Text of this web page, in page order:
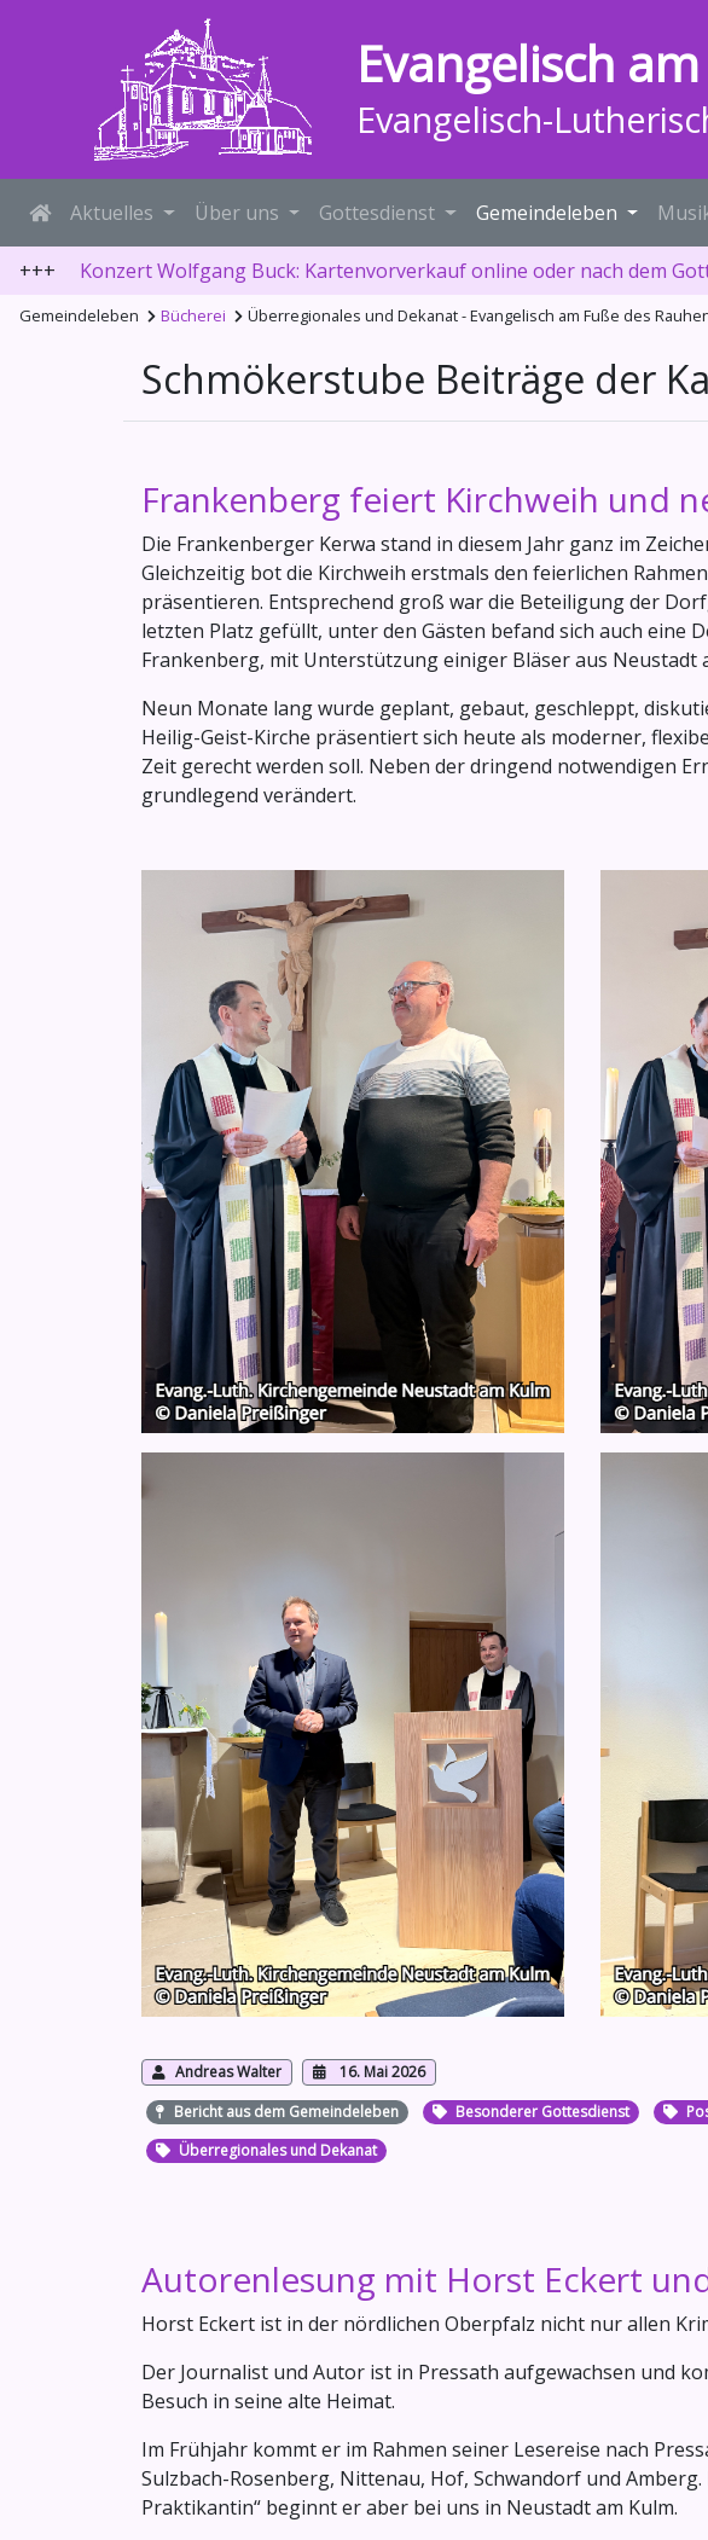
Evangelisch
Evangelisch-
Aktuelles Über uns Gottesdienst Gemeindeleben
+++ Konzert Wolfgang Buck: Kartenvorverkauf online oder nach dem
Gemeindeleben Bücherei Überregionales und Dekanat - Evangelisch am Fuße des
Schmökerstube Beiträge der
Frankenberg feiert Kirchweih und
Die Frankenberger Kerwa stand in diesem Jahr ganz im
Gleichzeitig bot die Kirchweih erstmals den feierlichen
präsentieren. Entsprechend groß war die Beteiligung der
letzten Platz gefüllt, unter den Gästen befand sich auch eine
Frankenberg, mit Unterstützung einiger Bläser aus Neustadt
Neun Monate lang wurde geplant, gebaut, geschleppt,
Heilig-Geist-Kirche präsentiert sich heute als moderner,
Zeit gerecht werden soll. Neben der dringend notwendigen
grundlegend verändert.
Andreas Walter
16. Mai 2026
Bericht aus dem Gemeindeleben
Besonderer Gottesdienst
Überregionales und Dekanat
Autorenlesung mit Horst Eckert
Horst Eckert ist in der nördlichen Oberpfalz nicht nur allen
Der Journalist und Autor ist in Pressath aufgewachsen und
Besuch in seine alte Heimat.
Im Frühjahr kommt er im Rahmen seiner Lesereise nach
Sulzbach-Rosenberg, Nittenau, Hof, Schwandorf und
Praktikantin“ beginnt er aber bei uns in Neustadt am Kulm.